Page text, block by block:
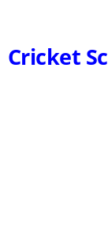
Cricket